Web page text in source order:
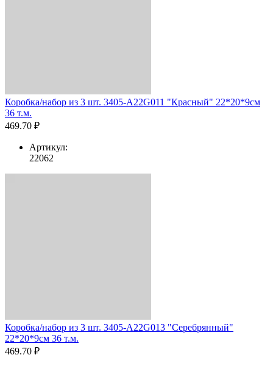
Коробка/набор из 3 шт. 3405-A22G011 "Красный" 22*20*9см
36 т.м.
469.70 ₽
Артикул:
22062
Коробка/набор из 3 шт. 3405-A22G013 "Серебрянный"
22*20*9см 36 т.м.
469.70 ₽